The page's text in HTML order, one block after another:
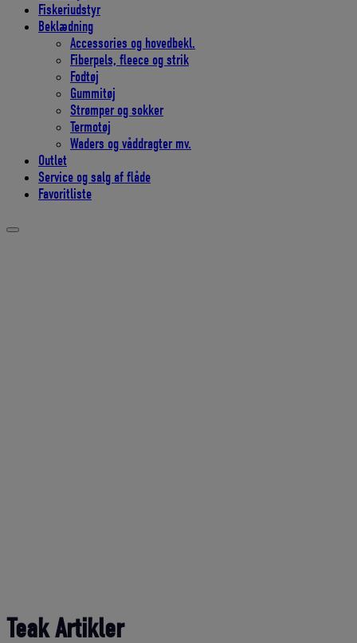
Fiskeriudstyr
Beklædning
Accessories og hovedbekl.
Fiberpels, fleece og strik
Fodtøj
Gummitøj
Strømper og sokker
Termotøj
Waders og våddragter mv.
Outlet
Service og salg af flåde
Favoritliste
Teak Artikler